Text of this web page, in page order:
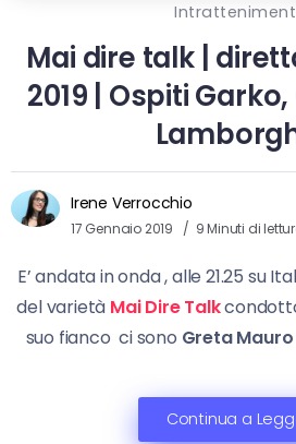
Mai dire talk |
2019 | Ospiti
Irene Verrocchio
17 Gennaio 2019 9 Minuti di
E’ andata in onda , alle 21.25 su
del varietà Mai Dire Talk
suo fianco ci sono Greta Mauro
Continua a